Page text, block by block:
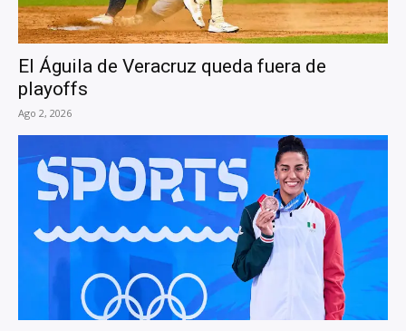
El Águila de Veracruz queda fuera de
playoffs
Ago 2, 2026